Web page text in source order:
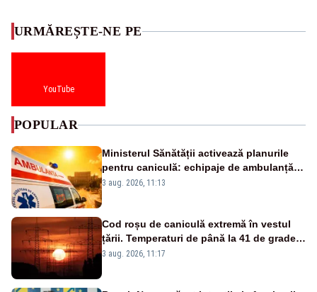
URMĂREȘTE-NE PE
YouTube
POPULAR
Ministerul Sănătății activează planurile
pentru caniculă: echipaje de ambulanță
suplimentate, stocuri de medicamente
3 aug. 2026, 11:13
Cod roșu de caniculă extremă în vestul
țării. Temperaturi de până la 41 de grade
până miercuri
3 aug. 2026, 11:17